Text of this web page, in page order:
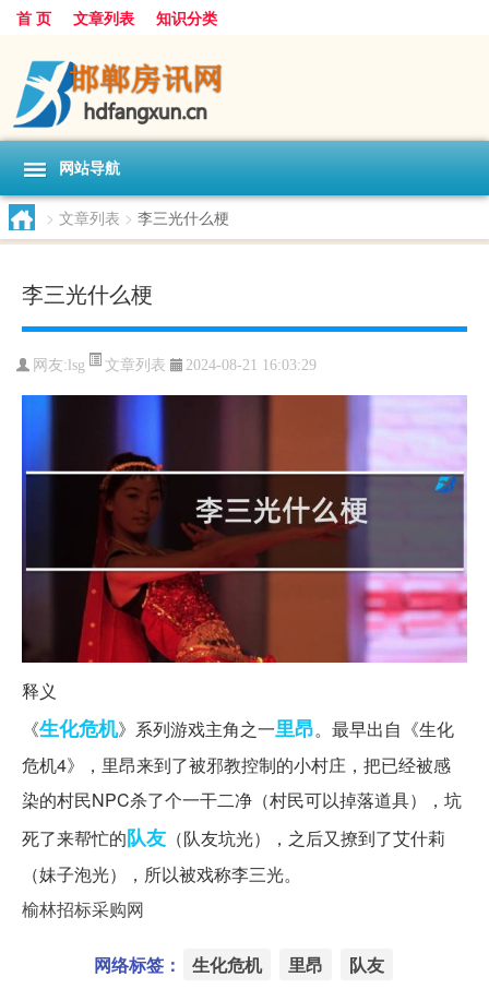
首 页 文章列表 知识分类
网站导航
> 文章列表 > 李三光什么梗
李三光什么梗
网友: lsg 文章列表 2024-08-21 16:03:29
释义
《生化危机》系列游戏主角之一里昂。最早出自《生化
危机4》，里昂来到了被邪教控制的小村庄，把已经被感
染的村民NPC杀了个一干二净（村民可以掉落道具），坑
死了来帮忙的队友 （队友坑光），之后又撩到了艾什莉
（妹子泡光），所以被戏称李三光。
榆林招标采购网
网络标签： 生化危机 里昂 队友